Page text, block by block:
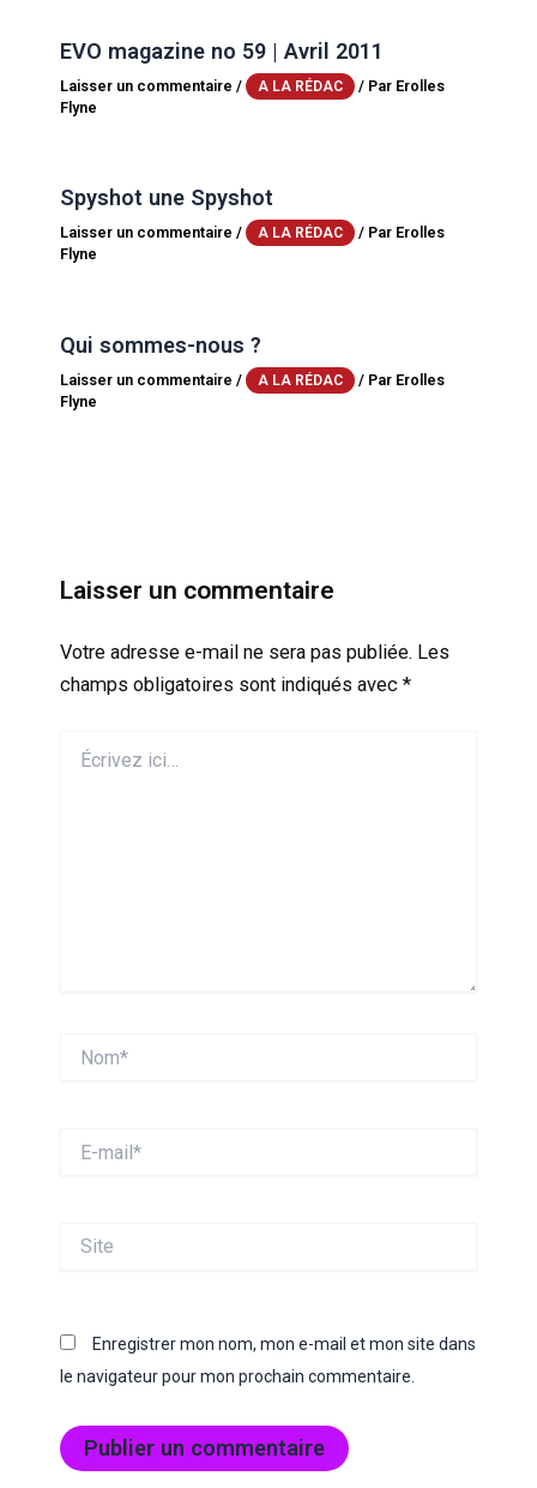
EVO magazine no 59 | Avril 2011
Laisser un commentaire / A LA RÉDAC / Par Erolles
Flyne
Spyshot une Spyshot
Laisser un commentaire / A LA RÉDAC / Par Erolles
Flyne
Qui sommes-nous ?
Laisser un commentaire / A LA RÉDAC / Par Erolles
Flyne
Laisser un commentaire
Votre adresse e-mail ne sera pas publiée. Les
champs obligatoires sont indiqués avec *
ici…
mail*
Enregistrer mon nom, mon e-mail et mon site dans
le navigateur pour mon prochain commentaire.